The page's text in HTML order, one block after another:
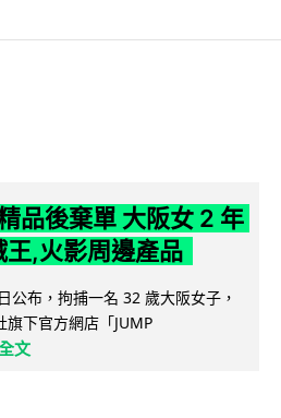
品後棄單 大阪女 2 年
,火影周邊產品
公布，拘捕一名 32 歲大阪女子，
下官方網店「JUMP
文